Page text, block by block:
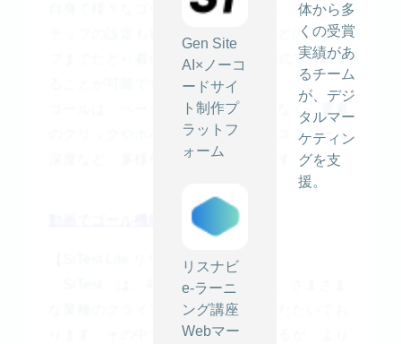
Gen Site
AI×ノーコ
ードサイ
ト制作プ
ラットフ
ォーム
リスナビ
e-ラーニ
ング講座
Webマー
体から多
くの受賞
実績があ
るチーム
が、デジ
タルマー
ケティン
グを支
援。
自身で様々なゴールを設定できます。ゴールス
テップの設定も容易で、ユーザーがどのステッ
プまでたどり着いたかをファネル形式で分析す
ゴールは、ページへの到達だけではなく、要素
のクリックやホバー、ページ内でのスクロール
深度など、多様な条件を設定できます。
動画でゴール機能を知る >
【SiTest Lite リリースの背景】
「SiTest」は、40万サイトを超える、さまざま
な業種のクライアント様にご利用いただいてお
ります。その中で、予算の制約があるが、より